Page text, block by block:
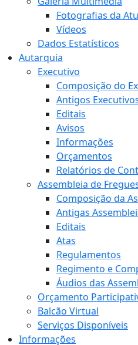
Fotografias da
Vídeos
Dados Estatísticos
Autarquia
Executivo
Composição do
Antigos
Editais
Avisos
Informações
Orçamentos
Relatórios de
Assembleia de
Composição da
Antigas
Editais
Atas
Regulamentos
Regimento e
Áudios das
Orçamento
Balcão Virtual
Serviços Disponíveis
Informações